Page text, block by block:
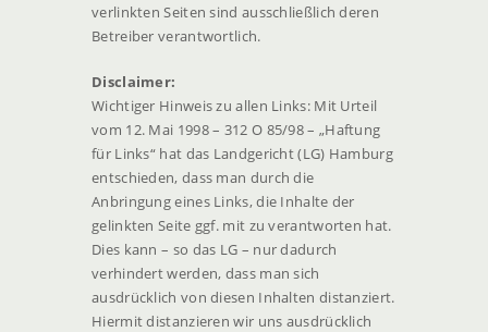
verlinkten Seiten sind ausschließlich deren
Betreiber verantwortlich.
Disclaimer:
Wichtiger Hinweis zu allen Links: Mit Urteil
vom 12. Mai 1998 – 312 O 85/98 – „Haftung
für Links“ hat das Landgericht (LG) Hamburg
entschieden, dass man durch die
Anbringung eines Links, die Inhalte der
gelinkten Seite ggf. mit zu verantworten hat.
Dies kann – so das LG – nur dadurch
verhindert werden, dass man sich
ausdrücklich von diesen Inhalten distanziert.
Hiermit distanzieren wir uns ausdrücklich